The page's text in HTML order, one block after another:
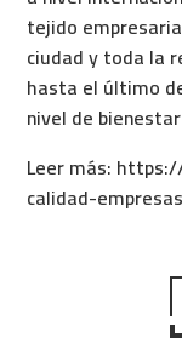
tejido
ciudad y toda la
hasta el último
nivel de
Leer más:
calidad-